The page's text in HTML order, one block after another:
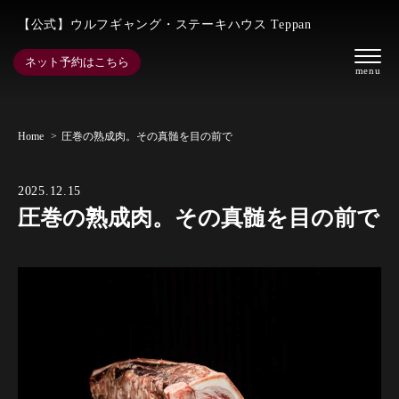
【公式】ウルフギャング・ステーキハウス Teppan
ネット予約はこちら
Home 圧巻の熟成肉。その真髄を目の前で
2025.12.15
圧巻の熟成肉。その真髄を目の前で